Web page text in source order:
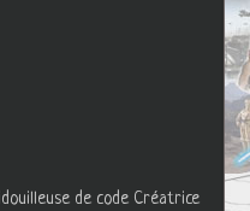
de code Créatrice